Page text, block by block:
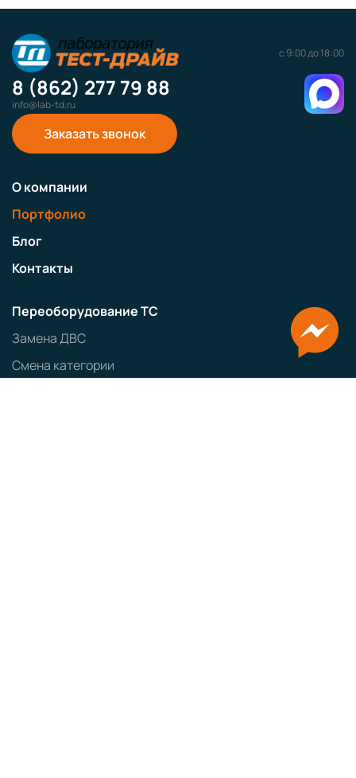
с 9:00 до 18:00
8 (862) 277 79 88
info@lab-td.ru
Заказать звонок
О компании
Портфолио
Блог
Контакты
Переоборудование ТС
Замена ДВС
Смена категории